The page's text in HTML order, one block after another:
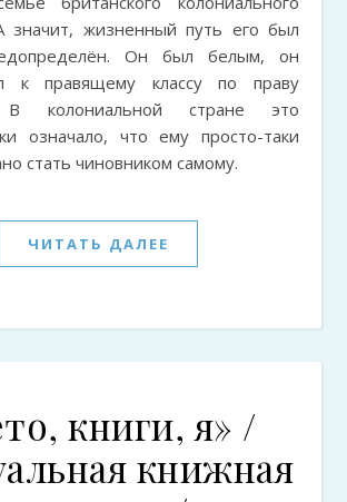
значит, жизненный путь его был
Он был белым, он
к правящему классу по праву
В колониальной стране это
означало, что ему просто-таки
стать чиновником самому.
ЧИТАТЬ ДАЛЕЕ
книги, я» /
книжная